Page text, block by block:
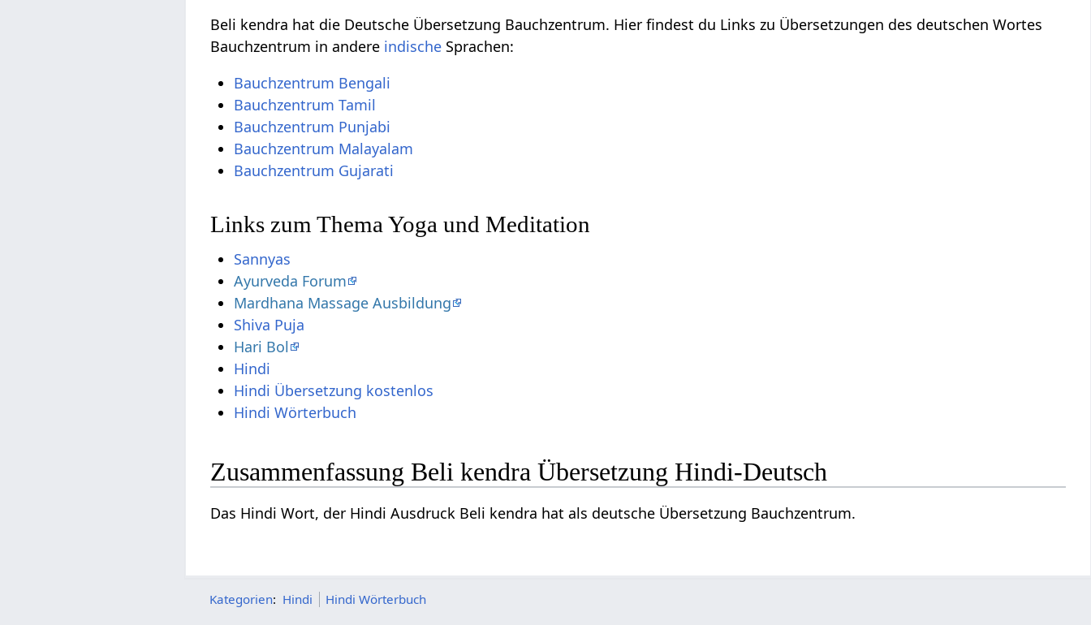
Beli kendra hat die Deutsche Übersetzung Bauchzentrum. Hier findest du Links zu Übersetzungen des deutschen Wortes
Bauchzentrum in andere indische Sprachen:
Bauchzentrum Bengali
Bauchzentrum Tamil
Bauchzentrum Punjabi
Bauchzentrum Malayalam
Bauchzentrum Gujarati
Links zum Thema Yoga und Meditation
Sannyas
Ayurveda Forum
Mardhana Massage Ausbildung
Shiva Puja
Hari Bol
Hindi
Hindi Übersetzung kostenlos
Hindi Wörterbuch
Zusammenfassung Beli kendra Übersetzung Hindi-Deutsch
Das Hindi Wort, der Hindi Ausdruck Beli kendra hat als deutsche Übersetzung Bauchzentrum.
Kategorien: Hindi Hindi Wörterbuch